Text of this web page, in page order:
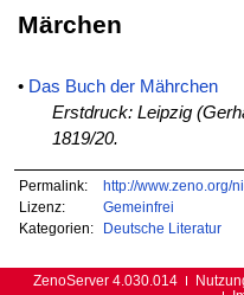
Märchen
• Das Buch der Mährchen
Erstdruck: Leipzig
1819/20.
Permalink:
http://www.zeno.org/
Lizenz:
Gemeinfrei
Kategorien:
Deutsche Literatur
ZenoServer 4.030.014